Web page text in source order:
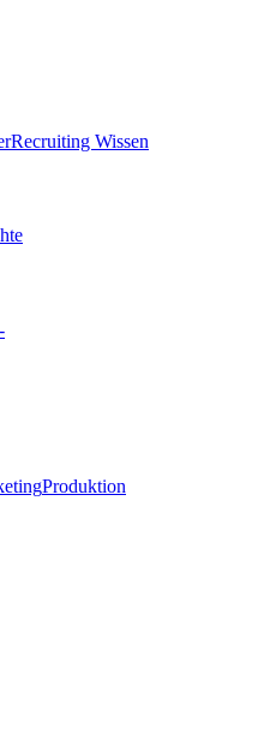
Recruiting Wissen
Produktion